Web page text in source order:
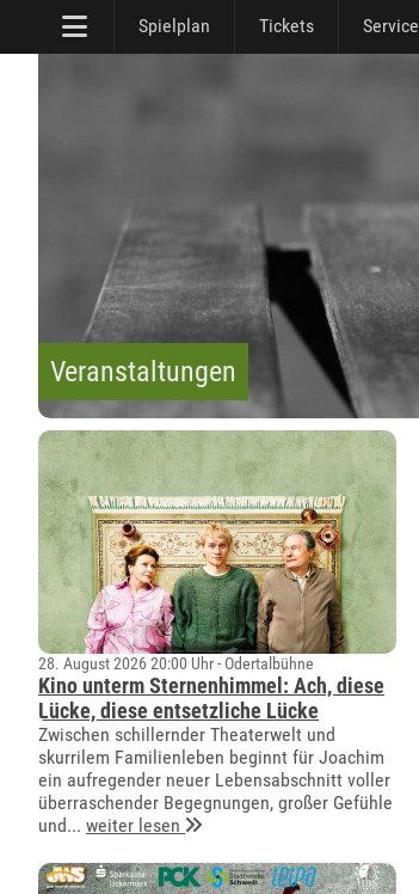
Spielplan Tickets Service
Veranstaltungen
28. August 2026 20:00 Uhr - Odertalbühne
Kino unterm Sternenhimmel: Ach, diese
Lücke, diese entsetzliche Lücke
Zwischen schillernder Theaterwelt und
skurrilem Familienleben beginnt für Joachim
ein aufregender neuer Lebensabschnitt voller
überraschender Begegnungen, großer Gefühle
und... weiter lesen